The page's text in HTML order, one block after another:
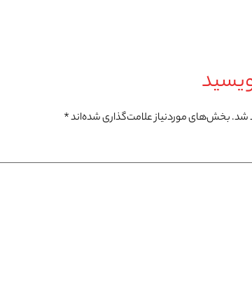
شد.بخش‌های موردنیاز علامت‌گذاری شده‌اند*